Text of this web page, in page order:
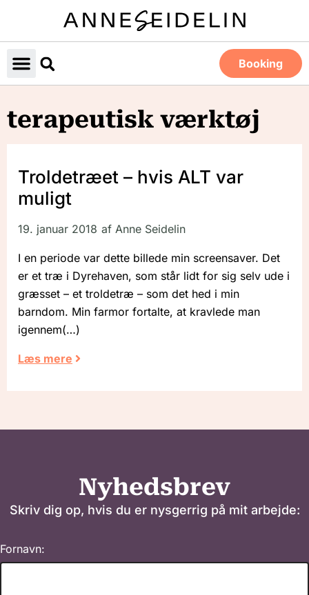
Booking
terapeutisk værktøj
Troldetræet – hvis ALT var
muligt
19. januar 2018 af Anne Seidelin
I en periode var dette billede min screensaver. Det
er et træ i Dyrehaven, som står lidt for sig selv ude i
græsset – et troldetræ – som det hed i min
barndom. Min farmor fortalte, at kravlede man
igennem
Læs mere
Nyhedsbrev
Skriv dig op, hvis du er nysgerrig på mit arbejde:
Fornavn: